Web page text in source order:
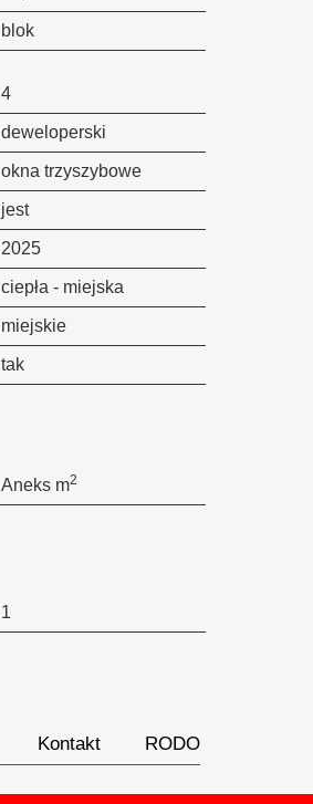
blok
4
deweloperski
okna trzyszybowe
jest
2025
ciepła - miejska
miejskie
tak
Aneks m2
1
Kontakt RODO